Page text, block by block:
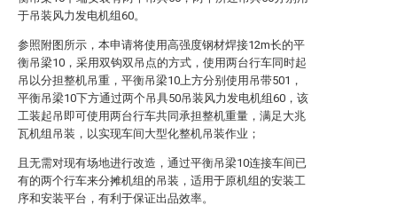
于吊装风力发电机组60。
参照附图所示，本申请将使用高强度钢材焊接12m长的平
衡吊梁10，采用双钩双吊点的方式，使用两台行车同时起
吊以分担整机吊重，平衡吊梁10上方分别使用吊带501，
平衡吊梁10下方通过两个吊具50吊装风力发电机组60，该
工装起吊即可使用两台行车共同承担整机重量，满足大兆
瓦机组吊装，以实现车间大型化整机吊装作业；
且无需对现有场地进行改造，通过平衡吊梁10连接车间已
有的两个行车来分摊机组的吊装，适用于原机组的安装工
序和安装平台，有利于保证出品效率。